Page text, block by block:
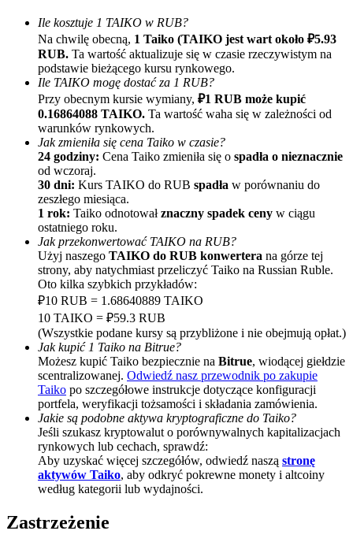
Polecaj
Zaproś przyjaciela, aby otrzymać nagrody pieniężne
BTC Welcome Rewards
BTC Welcome Rewards
Deposit & Trade BTC to Share 25000 USDT prize pool!
Deposit CASHCAT & Win
Share 500000 CASHCAT prize pool
Exclusive for BitMart Users
Ile kosztuje 1 TAIKO w RUB?
Na chwilę obecną, 1 Taiko (TAIKO jest wart około ₽5.93
RUB. Ta wartość aktualizuje się w czasie rzeczywistym na
podstawie bieżącego kursu rynkowego.
Ile TAIKO mogę dostać za 1 RUB?
Przy obecnym kursie wymiany, ₽1 RUB może kupić
0.16864088 TAIKO. Ta wartość waha się w zależności od
warunków rynkowych.
Jak zmieniła się cena Taiko w czasie?
24 godziny: Cena Taiko zmieniła się o spadła o nieznacznie
od wczoraj.
30 dni: Kurs TAIKO do RUB spadła w porównaniu do
zeszłego miesiąca.
1 rok: Taiko odnotowałznaczny spadek ceny w ciągu
ostatniego roku.
Jak przekonwertować TAIKO na RUB?
Użyj naszego TAIKO do RUB konwertera na górze tej
strony, aby natychmiast przeliczyć Taiko na Russian Ruble.
Oto kilka szybkich przykładów:
₽10 RUB = 1.68640889 TAIKO
10 TAIKO = ₽59.3 RUB
(Wszystkie podane kursy są przybliżone i nie obejmują opłat.)
Jak kupić 1 Taiko na Bitrue?
Możesz kupić Taiko bezpiecznie na Bitrue, wiodącej giełdzie
scentralizowanej. Odwiedź nasz przewodnik po zakupie
Taiko po szczegółowe instrukcje dotyczące konfiguracji
portfela, weryfikacji tożsamości i składania zamówienia.
Jakie są podobne aktywa kryptograficzne do Taiko?
Jeśli szukasz kryptowalut o porównywalnych kapitalizacjach
rynkowych lub cechach, sprawdź:
Aby uzyskać więcej szczegółów, odwiedź naszą stronę
aktywów Taiko, aby odkryć pokrewne monety i altcoiny
według kategorii lub wydajności.
Zastrzeżenie